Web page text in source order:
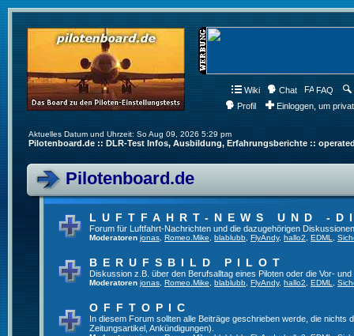
Wiki Chat FAQ
Profil
Einloggen, um
Aktuelles Datum und Uhrzeit: So Aug 09, 2026 5:29 pm
Pilotenboard.de :: DLR-Test Infos, Ausbildung, Erfahrungsberichte ::
Pilotenboard.de
LUFTFAHRT-NEWS UND -
Forum für Luftfahrt-Nachrichten und die dazugehörigen
Moderatoren jonas Romeo.Mike blablubb FlyAndy, hallo2 EDML
BERUFSBILD PILOT
Diskussion z.B. über den Berufsalltag eines Piloten oder die Vor-
Moderatoren jonas Romeo.Mike blablubb FlyAndy, hallo2 EDML
OFFTOPIC
In diesem Forum sollten alle Beiträge geschrieben werde, die
Zeitungsartikel, Ankündigungen).